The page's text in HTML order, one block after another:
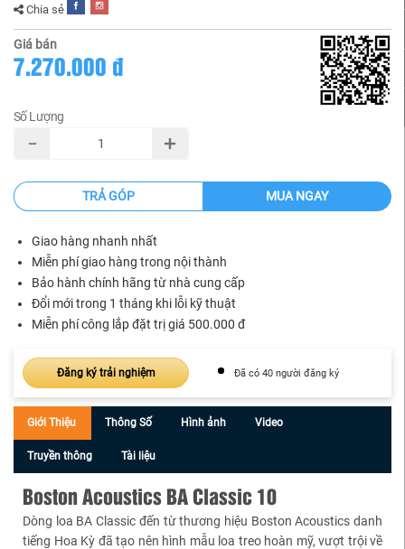
Chia sẻ
Giá bán
7.270.000 đ
Số Lượng
TRẢ GÓP MUA NGAY
Giao hàng nhanh nhất
Miễn phí giao hàng trong nội thành
Bảo hành chính hãng từ nhà cung cấp
Đổi mới trong 1 tháng khi lỗi kỹ thuật
Miễn phí công lắp đặt trị giá 500.000 đ
Đăng ký trải nghiệm Đã có 40 người đăng ký
Giới Thiệu Thông Số Hình ảnh Video
Truyền thông Tài liệu
Boston Acoustics BA Classic 10
Dòng loa BA Classic đến từ thương hiệu Boston Acoustics danh
tiếng Hoa Kỳ đã tạo nên hình mẫu loa treo hoàn mỹ, vượt trội về